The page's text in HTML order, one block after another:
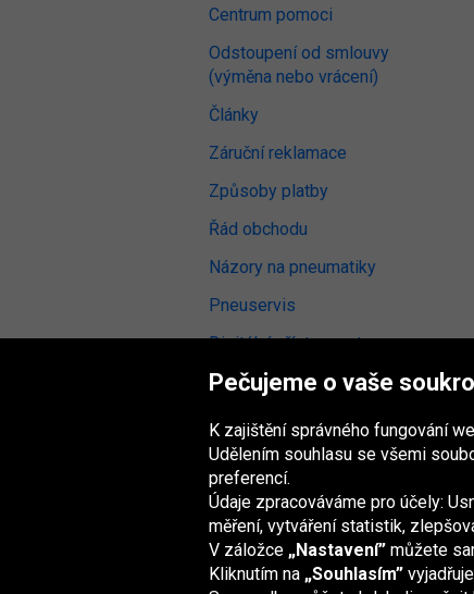
Centrum pomoci
Odstoupení od smlouvy
(výměna nebo vrácení)
Články
Záruční reklamace
Způsoby platby
Řád obchodu
Názory na pneumatiky
Pneuservis
Digitální přístupnost
Skupina Oponeo
Belgique Deutschland Éire España
Pečujeme o vaše
K zajištění správného fungování
Udělením souhlasu se všemi
preferencí.
Údaje zpracováváme pro účely:
měření, vytváření statistik,
V záložce „Nastavení” můžete
Kliknutím na „Souhlasím”